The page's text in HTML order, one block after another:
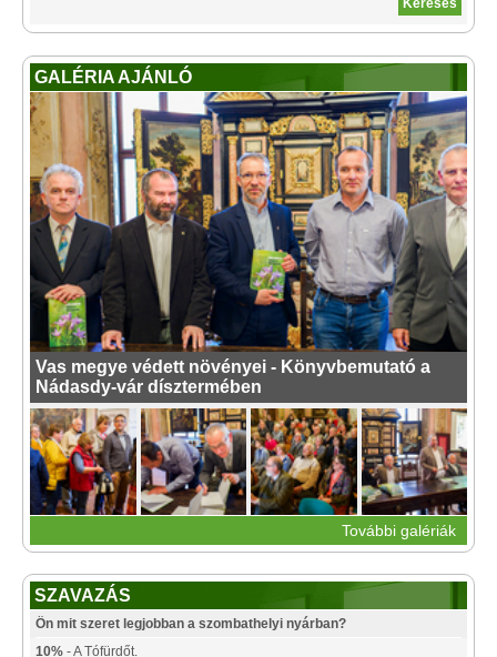
GALÉRIA AJÁNLÓ
Vas megye védett növényei - Könyvbemutató a
Nádasdy-vár dísztermében
További galériák
SZAVAZÁS
Ön mit szeret legjobban a szombathelyi nyárban?
10% - A Tófürdőt.